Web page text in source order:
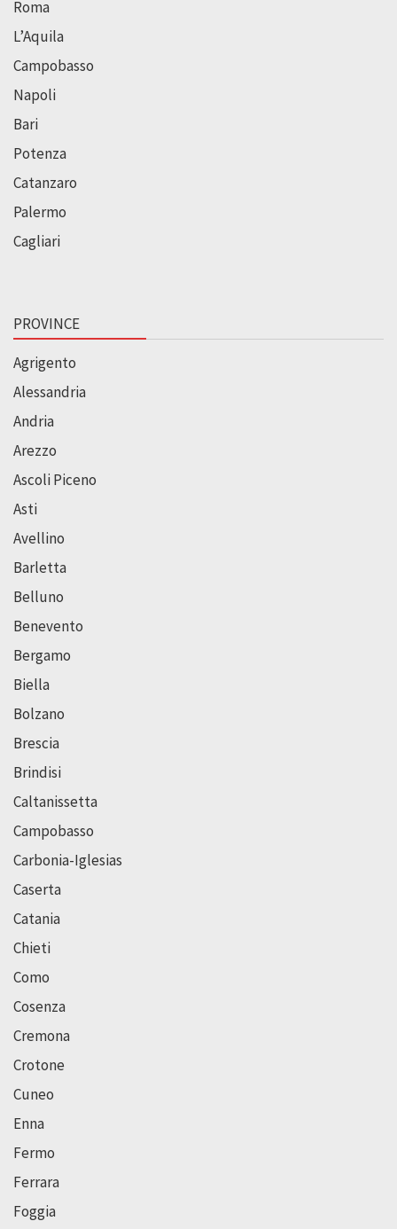
Roma
L’Aquila
Campobasso
Napoli
Bari
Potenza
Catanzaro
Palermo
Cagliari
PROVINCE
Agrigento
Alessandria
Andria
Arezzo
Ascoli Piceno
Asti
Avellino
Barletta
Belluno
Benevento
Bergamo
Biella
Bolzano
Brescia
Brindisi
Caltanissetta
Campobasso
Carbonia-Iglesias
Caserta
Catania
Chieti
Como
Cosenza
Cremona
Crotone
Cuneo
Enna
Fermo
Ferrara
Foggia